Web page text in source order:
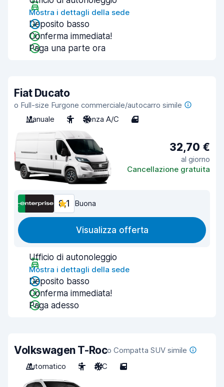
Mostra i dettagli della sede
Deposito basso
Conferma immediata!
Paga una parte ora
Fiat Ducato
o Full-size Furgone commerciale/autocarro simile
Manuale
3 Senza A/C 4
32,70 €
al giorno
Cancellazione gratuita
8,1 Buona
Visualizza offerta
Ufficio di autonoleggio
Mostra i dettagli della sede
Deposito basso
Conferma immediata!
Paga adesso
Volkswagen T-Roco Compatta SUV simile
Automatico
5 A/C 5